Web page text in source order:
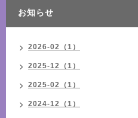
お知らせ
2026-02（1）
2025-12（1）
2025-02（1）
2024-12（1）